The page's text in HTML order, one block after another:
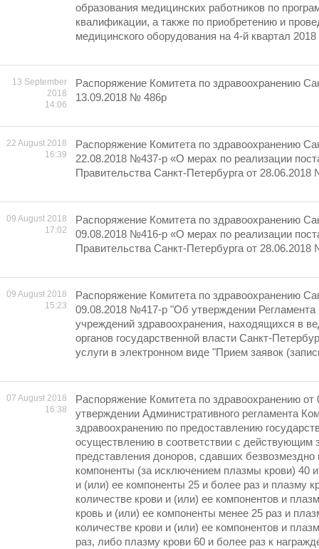
образования медицинских работников по
квалификации, а также по приобретению и
медицинского оборудования на 4-й квартал 2018
13 September
2018
14:06
Распоряжение Комитета по здравоохранению
13.09.2018 № 486р
22 August 2018
16:39
Распоряжение Комитета по здравоохранению
22.08.2018 №437-р «О мерах по реализации
Правительства Санкт-Петербурга от 28.06.2018
09 August 2018
17:02
Распоряжение Комитета по здравоохранению
09.08.2018 №416-р «О мерах по реализации
Правительства Санкт-Петербурга от 28.06.2018
09 August 2018
15:23
Распоряжение Комитета по здравоохранению
09.08.2018 №417-р "Об утверждении Регламента
учреждений здравоохранения, находящихся в
органов государственной власти Санкт-
услуги в электронном виде "Прием заявок
07 August 2018
16:38
Распоряжение Комитета по здравоохранению
утверждении Административного регламента
здравоохранению по предоставлению
осуществлению в соответствии с действующим
представления доноров, сдавших безвозмездно
компоненты (за исключением плазмы крови) 40
и (или) ее компоненты 25 и более раз и плазму
количестве крови и (или) ее компонентов и
кровь и (или) ее компоненты менее 25 раз и
количестве крови и (или) ее компонентов и
раз, либо плазму крови 60 и более раз к